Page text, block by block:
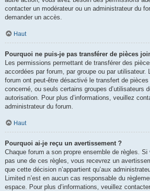
contacter un modérateur ou un administrateur du
demander un accès.
Haut
Pourquoi ne puis-je pas transférer de pièces
Les permissions permettant de transférer des
accordées par forum, par groupe ou par utilisateur.
forum ont peut-être désactivé le transfert de
concerné, ou seuls certains groupes d’utilisateurs
autorisation. Pour plus d’informations, veuillez
administrateur du forum.
Haut
Pourquoi ai-je reçu un avertissement ?
Chaque forum a son propre ensemble de règles.
pas une de ces règles, vous recevrez un
que cette décision n’appartient qu’aux
Limited n’est en aucun cas responsable du
espace. Pour plus d’informations, veuillez